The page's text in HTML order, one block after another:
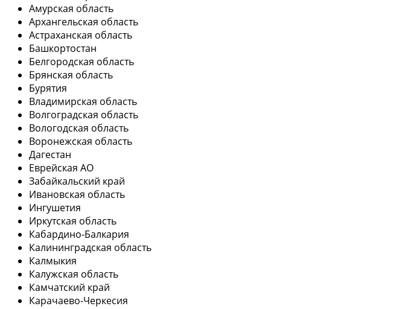
Амурская область
Архангельская область
Астраханская область
Башкортостан
Белгородская область
Брянская область
Бурятия
Владимирская область
Волгоградская область
Вологодская область
Воронежская область
Дагестан
Еврейская АО
Забайкальский край
Ивановская область
Ингушетия
Иркутская область
Кабардино-Балкария
Калининградская область
Калмыкия
Калужская область
Камчатский край
Карачаево-Черкесия